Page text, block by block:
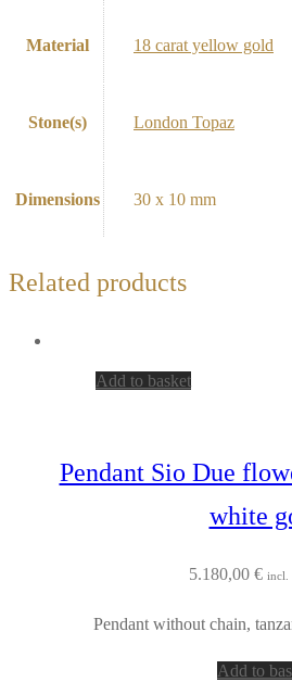
Material 18 carat yellow gold
Stone(s) London Topaz
Dimensions 30 x 10 mm
Related products
Add to basket
Pendant Sio Due
white
5.180,00 € incl.
Pendant without chain,
Add to